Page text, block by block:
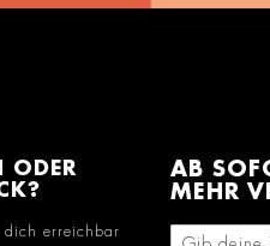
ODER
erreichbar
AB
MEHR
E-Mail-